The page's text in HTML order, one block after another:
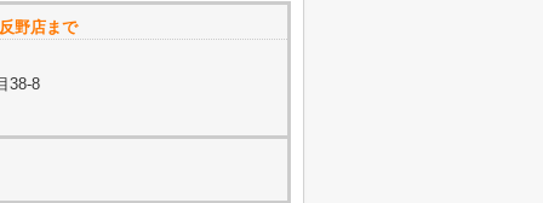
野店まで
38-8